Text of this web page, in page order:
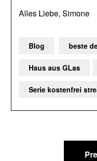
Alles Liebe, Simone
Blog beste
Haus aus GLas
Serie kostenfrei